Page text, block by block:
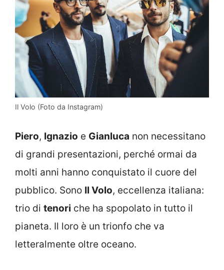
Il Volo (Foto da Instagram)
Piero, Ignazio e Gianluca non necessitano
di grandi presentazioni, perché ormai da
molti anni hanno conquistato il cuore del
pubblico. Sono Il Volo, eccellenza italiana:
trio di tenori che ha spopolato in tutto il
pianeta. Il loro è un trionfo che va
letteralmente oltre oceano.